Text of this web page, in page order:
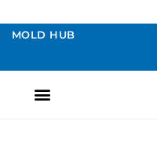
MOLD HUB